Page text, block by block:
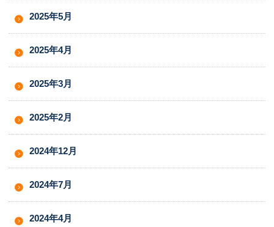
2025年5月
2025年4月
2025年3月
2025年2月
2024年12月
2024年7月
2024年4月